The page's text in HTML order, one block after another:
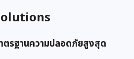
รฐานความปลอดภัยสูงสุด